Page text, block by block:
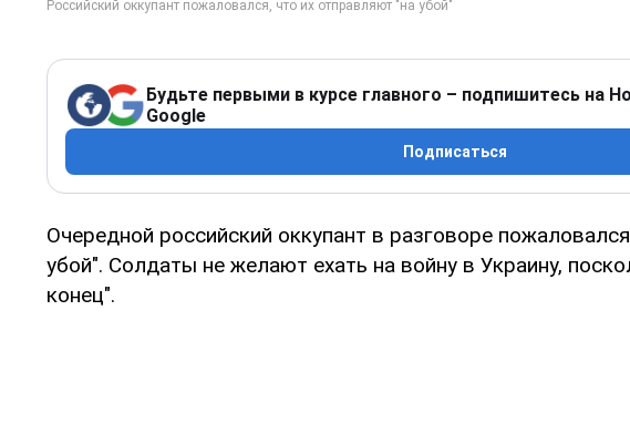
Будьте первыми в курсе главного – подпишитесь на
Google
Подписаться
Очередной российский оккупант в разговоре
убой". Солдаты не желают ехать на войну в Украину,
конец".